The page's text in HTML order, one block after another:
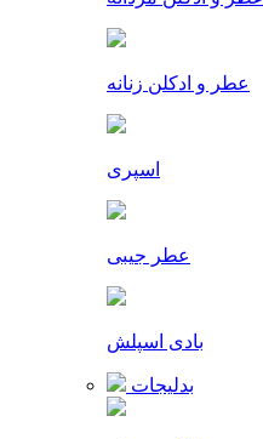
عطر و ادکلن زنانه
اسپری
عطر جیبی
بادی اسپلش
بدلیجات